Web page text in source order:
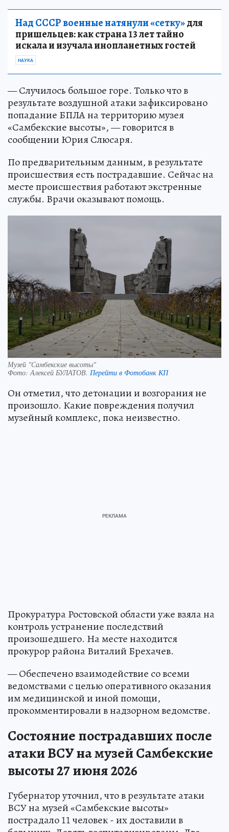
Над СССР военные натянули «сетку»для
пришельцев: как страна 13 лет тайно
искала и изучала инопланетных гостей
НАУКА
— Случилось большое горе. Только что в
результате воздушной атаки зафиксировано
попадание БПЛА на территорию музея
«Самбекские высоты», — говорится в
сообщении Юрия Слюсаря.
По предварительным данным, в результате
происшествия есть пострадавшие. Сейчас на
месте происшествия работают экстренные
службы. Врачи оказывают помощь.
Музей "Самбекские высоты"
Фото:Алексей БУЛАТОВ. Перейти в Фотобанк КП
Он отметил, что детонации и возгорания не
произошло. Какие повреждения получил
музейный комплекс, пока неизвестно.
Прокуратура Ростовской области уже взяла на
контроль устранение последствий
произошедшего. На месте находится
прокурор района Виталий Брехачев.
— Обеспечено взаимодействие со всеми
ведомствами с целью оперативного оказания
им медицинской и иной помощи,
прокомментировали в надзорном ведомстве.
Состояние пострадавших после
атаки ВСУ на музей Самбекские
высоты 27 июня 2026
Губернатор уточнил, что в результате атаки
ВСУ на музей «Самбекские высоты»
пострадало 11 человек - их доставили в